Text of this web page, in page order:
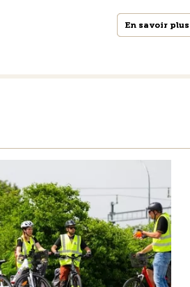
En savoir plus
En savoir plus